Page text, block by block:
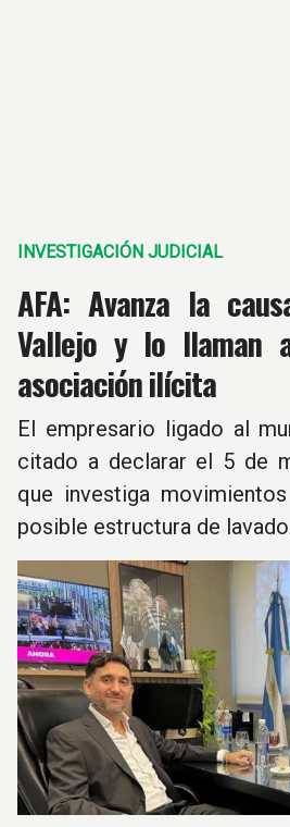
INVESTIGACIÓN JUDICIAL
AFA: Avanza la
Vallejo y lo llaman
asociación ilícita
El empresario ligado al
citado a declarar el 5 de
que investiga
posible estructura de